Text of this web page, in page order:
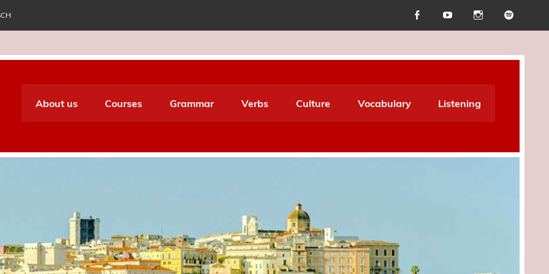
World Italiano
About us Courses Grammar Verbs Culture Vocabulary Listening